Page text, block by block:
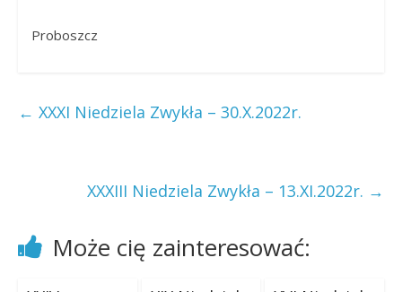
Proboszcz
← XXXI Niedziela Zwykła – 30.X.2022r.
XXXIII Niedziela Zwykła – 13.XI.2022r. →
Może cię zainteresować: